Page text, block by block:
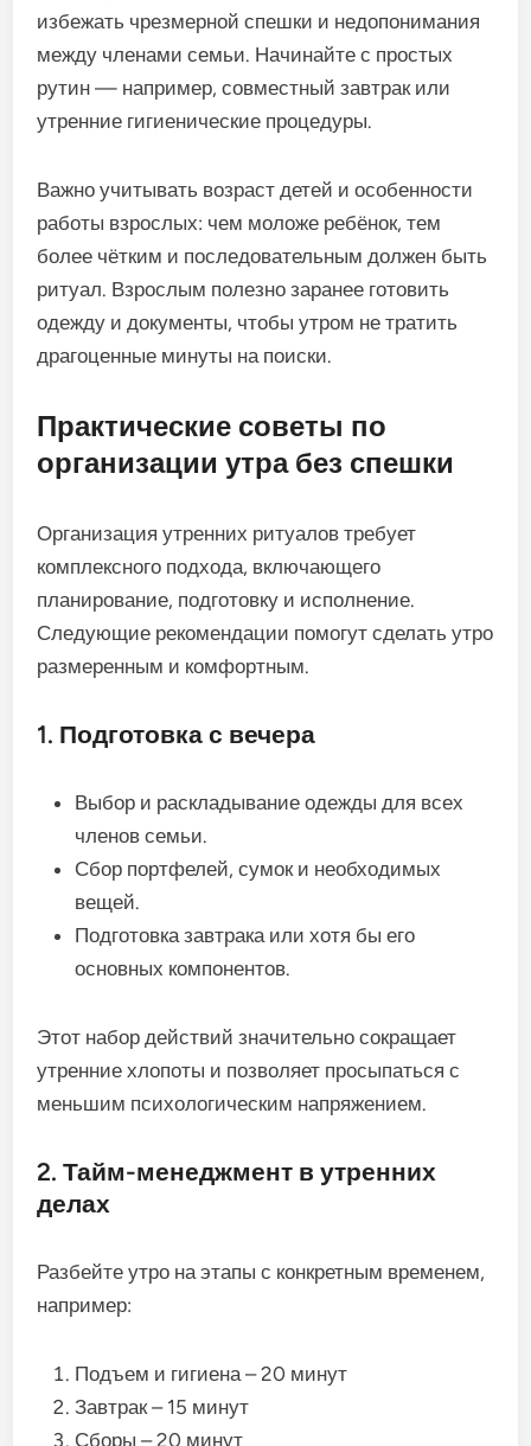
избежать чрезмерной спешки и недопонимания
между членами семьи. Начинайте с простых
рутин — например, совместный завтрак или
утренние гигиенические процедуры.
Важно учитывать возраст детей и особенности
работы взрослых: чем моложе ребёнок, тем
более чётким и последовательным должен быть
ритуал. Взрослым полезно заранее готовить
одежду и документы, чтобы утром не тратить
драгоценные минуты на поиски.
Практические советы по
организации утра без спешки
Организация утренних ритуалов требует
комплексного подхода, включающего
планирование, подготовку и исполнение.
Следующие рекомендации помогут сделать утро
размеренным и комфортным.
1. Подготовка с вечера
Выбор и раскладывание одежды для всех
членов семьи.
Сбор портфелей, сумок и необходимых
вещей.
Подготовка завтрака или хотя бы его
основных компонентов.
Этот набор действий значительно сокращает
утренние хлопоты и позволяет просыпаться с
меньшим психологическим напряжением.
2. Тайм-менеджмент в утренних
делах
Разбейте утро на этапы с конкретным временем,
например:
Подъем и гигиена – 20 минут
Завтрак – 15 минут
Сборы – 20 минут